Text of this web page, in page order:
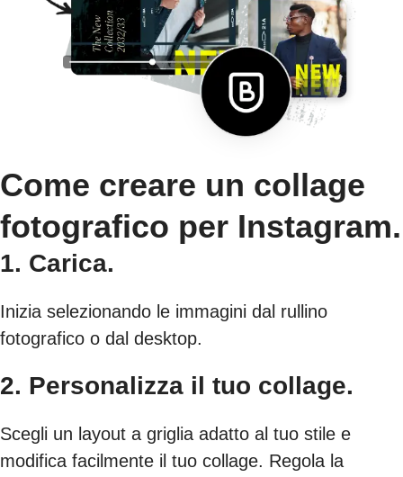
Come creare un collage
fotografico per Instagram.
1. Carica.
Inizia selezionando le immagini dal rullino
fotografico o dal desktop.
2. Personalizza il tuo collage.
Scegli un layout a griglia adatto al tuo stile e
modifica facilmente il tuo collage. Regola la